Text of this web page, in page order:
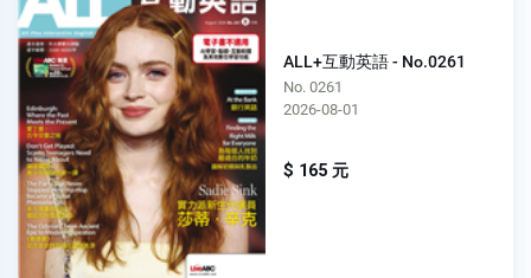
ALL+互動英語 - No.0261
No. 0261
2026-08-01
$ 165 元